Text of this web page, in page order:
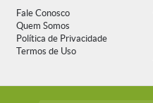
Fale Conosco
Quem Somos
Política de Privacidade
Termos de Uso